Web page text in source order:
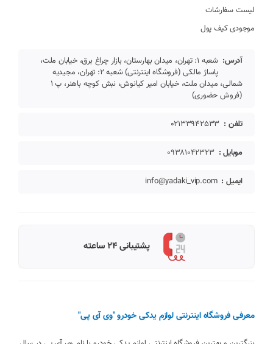
لیست سفارشات
موجودی کیف پول
آدرس:
شعبه 1: تهران، میدان بهارستان، بازار چراغ برق، خیابان ملت،
پاساژ مالکی (فروشگاه اینترنتی) شعبه 2: تهران، مجیدیه
شمالی، میدان ملت، خیابان امیر کیانوش، نبش کوچه باهنر، پ 1
(فروش حضوری)
تلفن : 02133942533
موبایل : 09381042323
ایمیل : info@yadaki_vip.com
پشتیبانی 24 ساعته
معرفی فروشگاه اینترنتی لوازم یدکی خودرو "وی آی پی"